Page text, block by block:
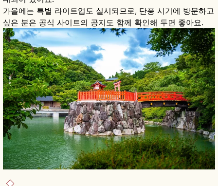
가을에는 특별 라이트업도 실시되므로, 단풍 시기에 방문하고
싶은 분은 공식 사이트의 공지도 함께 확인해 두면 좋아요.